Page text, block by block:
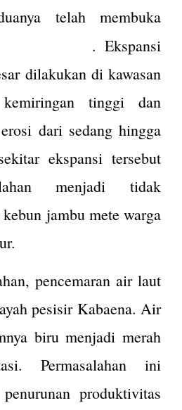
telah membuka
. Ekspansi
dilakukan di kawasan
tinggi dan
dari sedang hingga
ekspansi tersebut
menjadi tidak
jambu mete warga
pencemaran air laut
pesisir Kabaena. Air
biru menjadi merah
Permasalahan ini
produktivitas